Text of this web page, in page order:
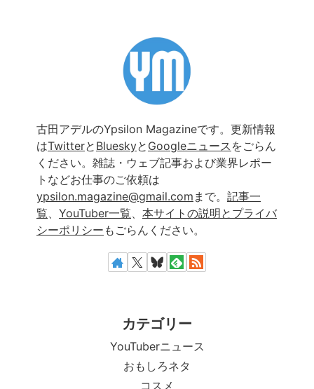
古田アデルのYpsilon Magazineです。更新情報
はTwitterと Blueskyと Googleニュース をごらん
ください。雑誌・ウェブ記事および業界レポー
トなどお仕事のご依頼は
ypsilon.magazine@gmail.com まで。 記事一
覧
YouTuber一覧
本サイトの説明とプライバ
シーポリシー もごらんください。
カテゴリー
YouTuberニュース
おもしろネタ
コスメ